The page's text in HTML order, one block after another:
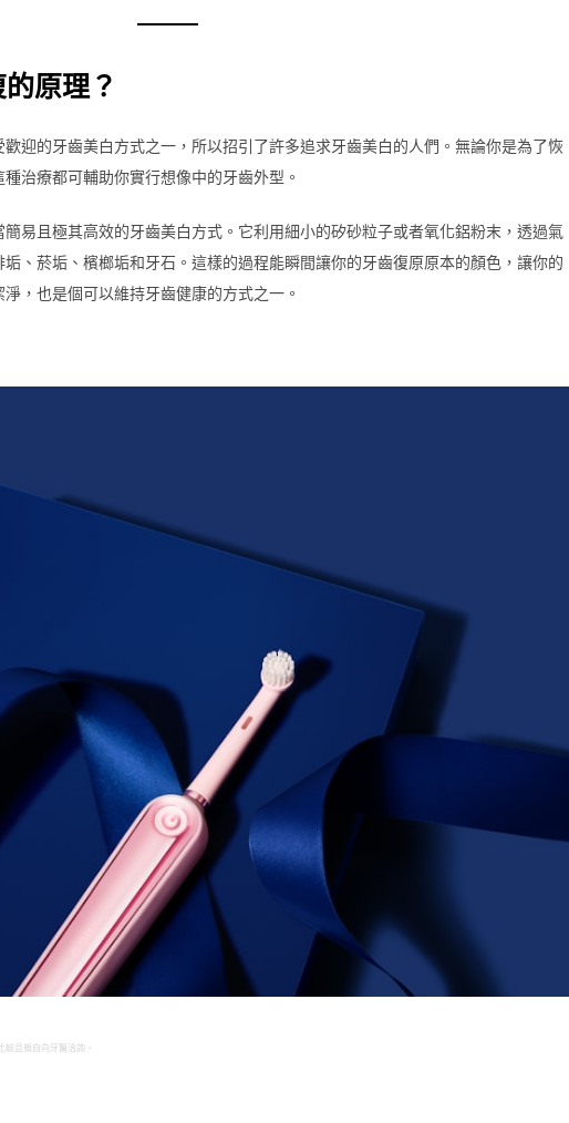
原理？
歡迎的牙齒美白方式之一，所以招引了許多追求牙齒美白的人們。無論你是為了恢
治療都可輔助你實行想像中的牙齒外型。
簡易且極其高效的牙齒美白方式。它利用細小的矽砂粒子或者氧化鋁粉末，透過氣
、菸垢、檳榔垢和牙石。這樣的過程能瞬間讓你的牙齒復原原本的顏色，讓你的
，也是個可以維持牙齒健康的方式之一。
且親自向牙醫洽詢。